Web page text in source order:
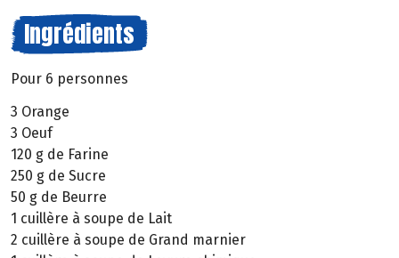
Ingrédients
Pour 6 personnes
3 Orange
3 Oeuf
120 g de Farine
250 g de Sucre
50 g de Beurre
1 cuillère à soupe de Lait
2 cuillère à soupe de Grand marnier